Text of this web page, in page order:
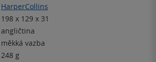
HarperCollins
198 x 129 x 31
angličtina
měkká vazba
248 g